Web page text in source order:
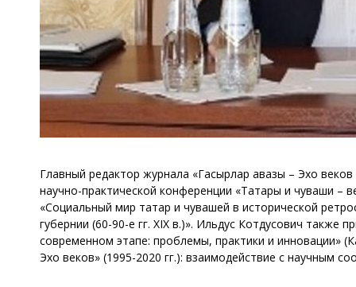
Главный редактор журнала «Гасырлар авазы – Эхо
научно-практической конференции «Татары и чуваши –
«Социальный мир татар и чувашей в исторической
губернии (60-90-е гг. XIX в.)». Ильдус Котдусович
современном этапе: проблемы, практики и инновации»
Эхо веков» (1995-2020 гг.): взаимодействие с научным